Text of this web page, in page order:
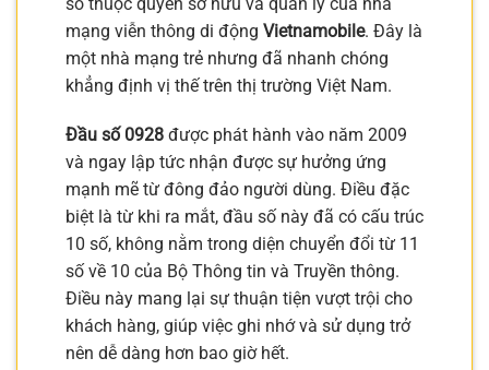
mạng viễn thông di động Vietnamobile. Đây là
một nhà mạng trẻ nhưng đã nhanh chóng
khẳng định vị thế trên thị trường Việt Nam.
Đầu số 0928 được phát hành vào năm 2009
và ngay lập tức nhận được sự hưởng ứng
mạnh mẽ từ đông đảo người dùng. Điều đặc
biệt là từ khi ra mắt, đầu số này đã có cấu trúc
10 số, không nằm trong diện chuyển đổi từ 11
số về 10 của Bộ Thông tin và Truyền thông.
Điều này mang lại sự thuận tiện vượt trội cho
khách hàng, giúp việc ghi nhớ và sử dụng trở
nên dễ dàng hơn bao giờ hết.